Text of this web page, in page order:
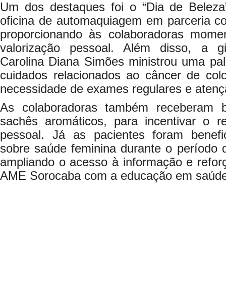
Um dos destaques foi o “Dia de
oficina de automaquiagem em parceria
proporcionando às colaboradoras
valorização pessoal. Além disso, a
Carolina Diana Simões ministrou uma
cuidados relacionados ao câncer de
necessidade de exames regulares e
As colaboradoras também receberam
sachês aromáticos, para incentivar o
pessoal. Já as pacientes foram
sobre saúde feminina durante o período
ampliando o acesso à informação e
AME Sorocaba com a educação em